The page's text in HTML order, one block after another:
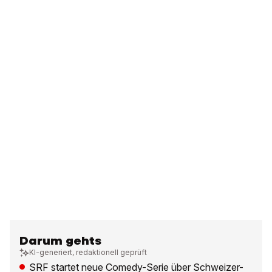
Darum gehts
KI-generiert, redaktionell geprüft
SRF startet neue Comedy-Serie über Schweizer-